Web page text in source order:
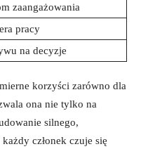
zaangażowania
pracy
na decyzje
korzyści zarówno dla
ona nie tylko na
silnego,
członek czuje się